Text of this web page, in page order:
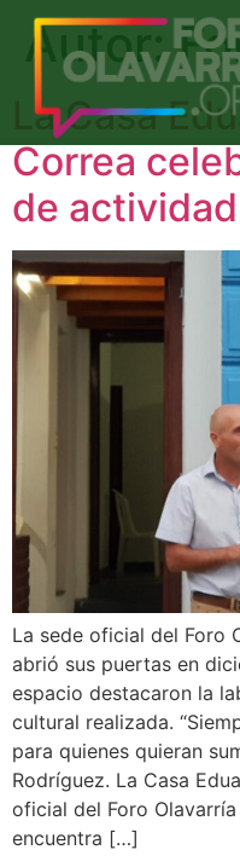
Autor:
La Casa
Correa
de actividad
La sede oficial del Foro
abrió sus puertas en
espacio destacaron la
cultural realizada.
para quienes quieran
Rodríguez. La Casa
oficial del Foro
encuentra […]